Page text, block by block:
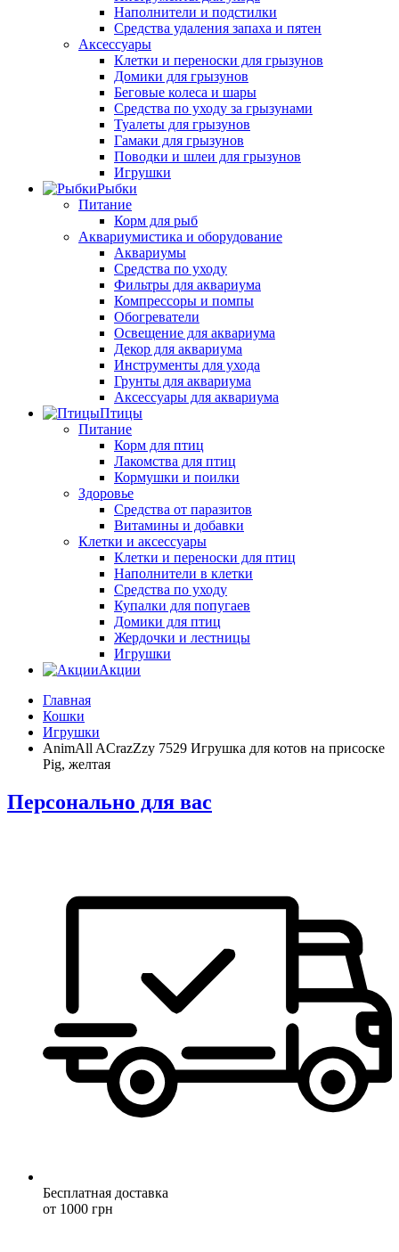
Наполнители и подстилки
Средства удаления запаха и пятен
Аксессуары
Клетки и переноски для грызунов
Домики для грызунов
Беговые колеса и шары
Средства по уходу за грызунами
Туалеты для грызунов
Гамаки для грызунов
Поводки и шлеи для грызунов
Игрушки
Рыбки
Питание
Корм для рыб
Аквариумистика и оборудование
Аквариумы
Средства по уходу
Фильтры для аквариума
Компрессоры и помпы
Обогреватели
Освещение для аквариума
Декор для аквариума
Инструменты для ухода
Грунты для аквариума
Аксессуары для аквариума
Птицы
Питание
Корм для птиц
Лакомства для птиц
Кормушки и поилки
Здоровье
Средства от паразитов
Витамины и добавки
Клетки и аксессуары
Клетки и переноски для птиц
Наполнители в клетки
Средства по уходу
Купалки для попугаев
Домики для птиц
Жердочки и лестницы
Игрушки
Акции
Главная
Кошки
Игрушки
AnimAll ACrazZzy 7529 Игрушка для котов на присоске
Pig, желтая
Персонально для вас
Бесплатная доставка
от 1000 грн